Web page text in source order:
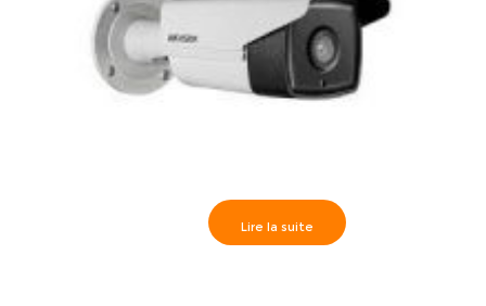
Lire la suite